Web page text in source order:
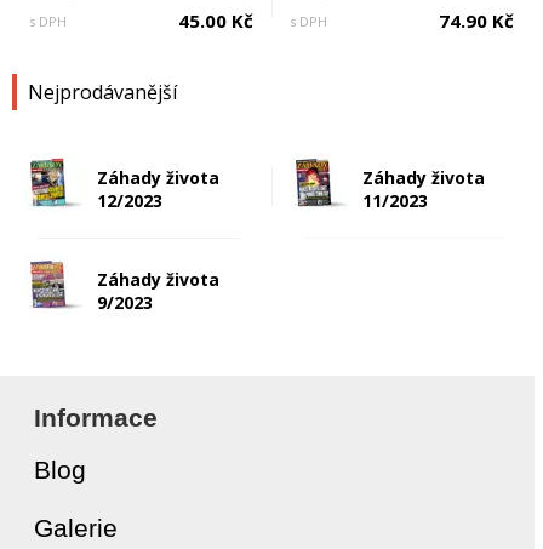
s DPH 45.00 Kč s DPH 74.90 Kč
Nejprodávanější
Záhady života
12/2023
Záhady života
11/2023
Záhady života
9/2023
Informace
Blog
Galerie